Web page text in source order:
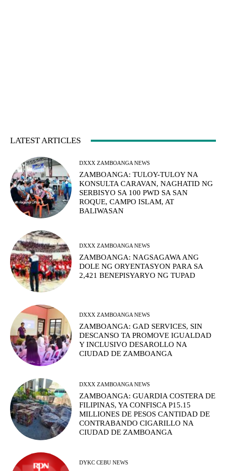
LATEST ARTICLES
DXXX ZAMBOANGA NEWS
ZAMBOANGA: TULOY-TULOY NA
KONSULTA CARAVAN, NAGHATID NG
SERBISYO SA 100 PWD SA SAN
ROQUE, CAMPO ISLAM, AT
BALIWASAN
DXXX ZAMBOANGA NEWS
ZAMBOANGA: NAGSAGAWA ANG
DOLE NG ORYENTASYON PARA SA
2,421 BENEPISYARYO NG TUPAD
DXXX ZAMBOANGA NEWS
ZAMBOANGA: GAD SERVICES, SIN
DESCANSO TA PROMOVE IGUALDAD
Y INCLUSIVO DESAROLLO NA
CIUDAD DE ZAMBOANGA
DXXX ZAMBOANGA NEWS
ZAMBOANGA: GUARDIA COSTERA DE
FILIPINAS, YA CONFISCA P15.15
MILLIONES DE PESOS CANTIDAD DE
CONTRABANDO CIGARILLO NA
CIUDAD DE ZAMBOANGA
DYKC CEBU NEWS